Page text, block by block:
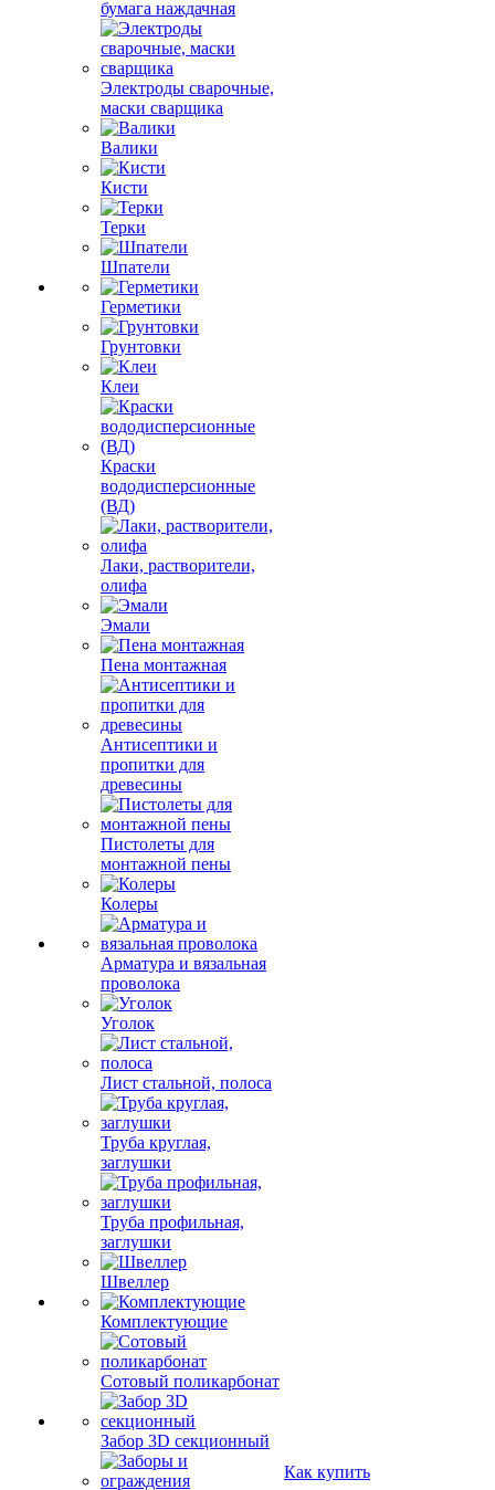
бумага наждачная
Электроды сварочные,
маски сварщика
Валики
Кисти
Терки
Шпатели
Герметики
Грунтовки
Клеи
Краски
вододисперсионные
(ВД)
Лаки, растворители,
олифа
Эмали
Пена монтажная
Антисептики и
пропитки для
древесины
Пистолеты для
монтажной пены
Колеры
Арматура и вязальная
проволока
Уголок
Лист стальной, полоса
Труба круглая,
заглушки
Труба профильная,
заглушки
Швеллер
Комплектующие
Сотовый поликарбонат
Забор 3D секционный
Как купить